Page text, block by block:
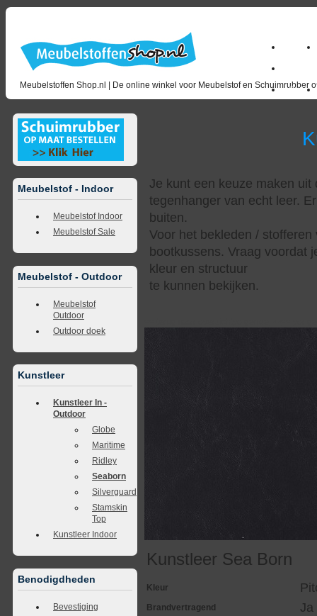
Meubelstoffen Shop.nl | De online winkel voor Meubelstof en Schuimrubber
Home
Outlet
Meubelstof - Indoor
Meubelstof Indoor
Meubelstof Sale
Meubelstof - Outdoor
Meubelstof
Outdoor
Outdoor doek
Kunstleer
Kunstleer In -
Outdoor
Globe
Maritime
Ridley
Seaborn
Silverguard
Stamskin
Top
Kunstleer Indoor
Benodigdheden
Bevestiging
Je kunt een keuze maken
tegenhanger van echt leer.
buiten.
Voor het bekleden /
bootkussens. Vraag voordat
kleur en structuur
te kunnen bekijken.
Kunstleer Sea Born
Kleur
Brandvertragend Ja